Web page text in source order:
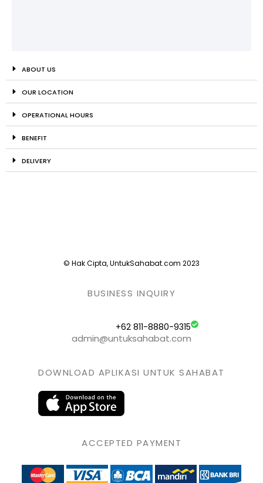
ABOUT US
OUR LOCATION
OPERATIONAL HOURS
BENEFIT
DELIVERY
© Hak Cipta, UntukSahabat.com 2023
BUSINESS INQUIRY
+62 811-8880-9315
admin@untuksahabat.com
DOWNLOAD APLIKASI UNTUK SAHABAT
ACCEPTED PAYMENT